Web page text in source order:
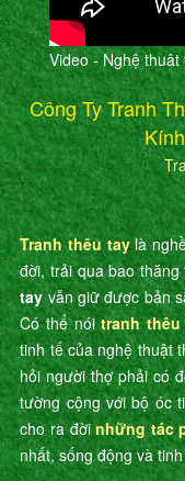
Video - Nghệ
Công Ty Tranh
Tranh thêu taylà
đời, trải qua bao
tayvẫn giữ được bản
Có thể nóitranh
tinh tế của nghệ thuật
hỏi người thợ phải có
tường cộng với bộ óc
cho ra đờinhững tác
nhất, sống động và